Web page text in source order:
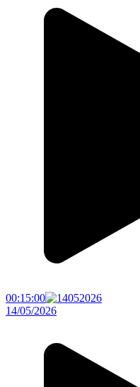
00:15:00
14/05/2026